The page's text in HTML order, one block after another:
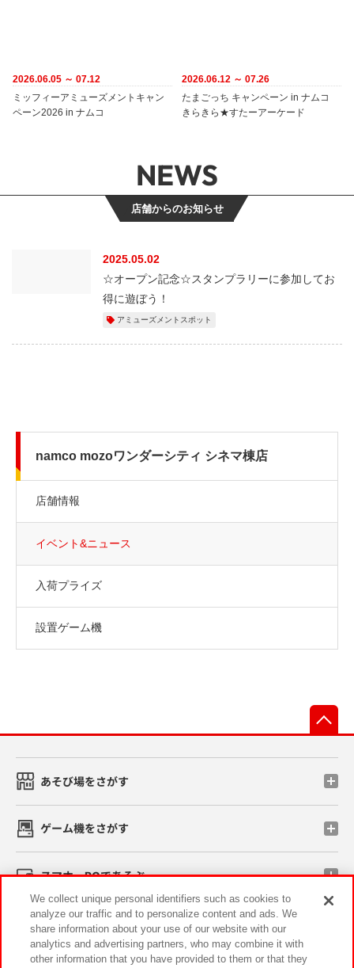
2026.06.05 ～ 07.12
ミッフィーアミューズメントキャン
ペーン2026 in ナムコ
2026.06.12 ～ 07.26
たまごっち キャンペーン in ナムコ
きらきら★すたーアーケード
店舗からのお知らせ
NEWS
2025.05.02
☆オープン記念☆スタンプラリーに参加してお
得に遊ぼう！
アミューズメントスポット
namco mozoワンダーシティ シネマ棟店
店舗情報
イベント&ニュース
入荷プライズ
設置ゲーム機
あそび場をさがす
ゲーム機をさがす
スマホ・PCであそぶ
イベント・キャンペーン
We collect unique personal identifiers such as cookies to
analyze our traffic and to personalize content and ads. We
share information about your use of our website with our
analytics and advertising partners, who may combine it with
other information that you have provided to them or that they